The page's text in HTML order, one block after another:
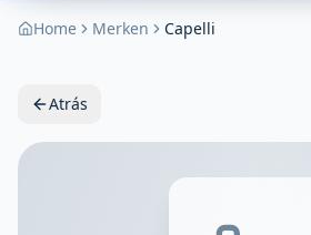
Home Merken Capelli
Atrás